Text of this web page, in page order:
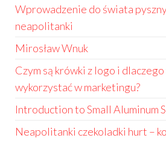
Wprowadzenie do świata
neapolitanki
Mirosław Wnuk
Czym są krówki z logo i
wykorzystać w marketingu?
Introduction to Small Aluminum
Neapolitanki czekoladki hurt –